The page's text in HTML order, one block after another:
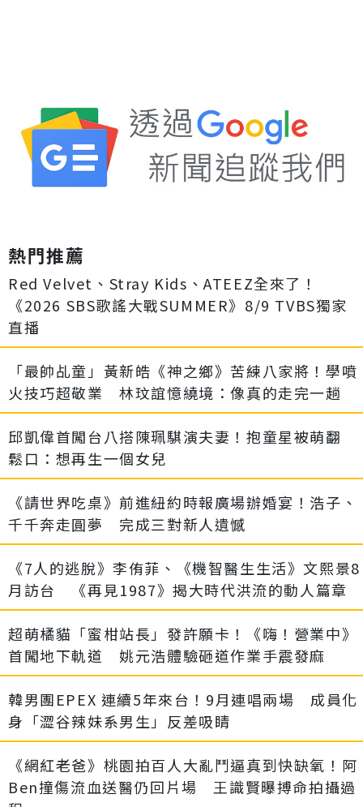
熱門推薦
Red Velvet、Stray Kids、ATEEZ全來了！
《2026 SBS歌謠大戰SUMMER》8/9 TVBS獨家
直播
「最帥乩童」黃新皓《神之鄉》苦練八家將！學噴
火技巧超敬業 林玟誼憶繞境：像真的走完一趟
邱凱偉首闖台八搭陳珮騏演夫妻！抱童星被萌翻
鬆口：想再生一個女兒
《請世界吃桌》前進紐約時報廣場辦婚宴！浩子、
千千奔走圓夢 完成三對新人遺憾
《7人的逃脫》李侑菲、《機智醫生生活》文熙景8
月訪台 《再見1987》揭大時代洪流的動人篇章
超萌橘貓「蜜柑站長」發許願卡！《嗨！營業中》
首闖地下軌道 姚元浩體驗砸道作業手震發麻
韓男團EPEX 連續5年來台！9月連唱兩場 成員化
身「澀谷辣妹系男生」反差吸睛
《網紅老爸》桃園拍百人大亂鬥逼真到快缺氧！阿
Ben撞傷流血送醫仍回片場 王識賢曝搏命拍攝過